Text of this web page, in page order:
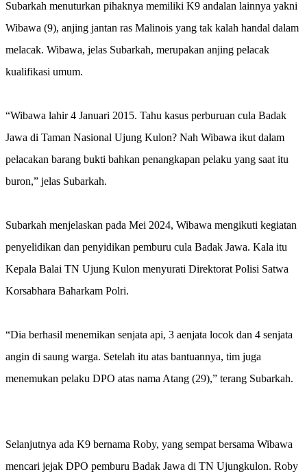
Subarkah menuturkan pihaknya memiliki K9 andalan lainnya yakni
Wibawa (9), anjing jantan ras Malinois yang tak kalah handal dalam
melacak. Wibawa, jelas Subarkah, merupakan anjing pelacak
kualifikasi umum.
“Wibawa lahir 4 Januari 2015. Tahu kasus perburuan cula Badak
Jawa di Taman Nasional Ujung Kulon? Nah Wibawa ikut dalam
pelacakan barang bukti bahkan penangkapan pelaku yang saat itu
buron,” jelas Subarkah.
Subarkah menjelaskan pada Mei 2024, Wibawa mengikuti kegiatan
penyelidikan dan penyidikan pemburu cula Badak Jawa. Kala itu
Kepala Balai TN Ujung Kulon menyurati Direktorat Polisi Satwa
Korsabhara Baharkam Polri.
“Dia berhasil menemikan senjata api, 3 aenjata locok dan 4 senjata
angin di saung warga. Setelah itu atas bantuannya, tim juga
menemukan pelaku DPO atas nama Atang (29),” terang Subarkah.
Selanjutnya ada K9 bernama Roby, yang sempat bersama Wibawa
mencari jejak DPO pemburu Badak Jawa di TN Ujungkulon. Roby